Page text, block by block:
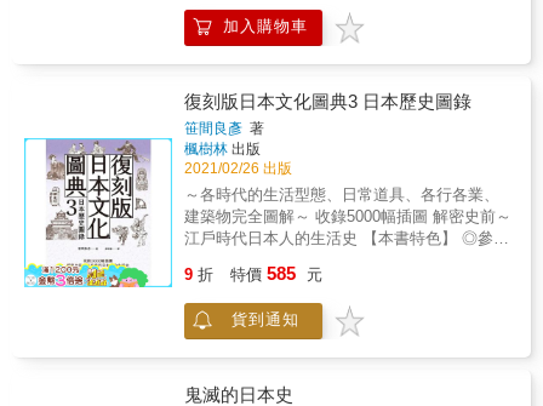
然而另有些流派基於尊重主人將茶碗正面轉向
客人的心意，因此並不旋轉茶碗。 ▌快來！認
識日本文化冷知識＆趣常識 ●表演藝術 歌舞伎
「擾亂風紀」為由遭到禁止？ ●工藝 和紙│西
方工法製成的洋紙壽命只有100年，和紙的壽命
卻可上看1000年？ ●傳統才藝 茶道│千利休如
何徹底改變日本人的美學意識？ 香道│原來是
一款兼具文學素養與藝術層次的遊戲？ ●藝術
浮世繪│內容竟要通過審查，不能違背善良風
俗，批判體制，才能發證印刷？ 日本庭園
頭與砂地等元素重現自然景觀？ ●節慶 女兒節
│源自於日本自古以來利用人偶拂拭身體，將晦
氣與災厄轉嫁至人偶身上，並將人偶流放至河
的節日？ 七五三節│古代幼兒死亡率極高，認
走訪東京銀座線沿線的觀光景點， 透過浮世繪
裡的小人物，了解江戶時期平民們的吃喝玩
樂， 還可以在浮世繪當中找到春夏秋冬四季的
中所體現的正是江戶時代平民的種種日常 ◎藉
由「經典繪畫」＋「精闢文字解說」，讓江戶
當代世界躍然紙上
逝幼子） 插進神木的鐮刀（祈求得子） 紅通通
的猿猴（保佑順產） 梯子（從此不再尿床） &
想出人頭地、想發大財、想戒賭、想擺脫跟蹤
狂糾纏&hellip;&hellip;人生在世除了各種欲望，
也會遭逢各式災厄，而試圖趨吉避凶。日本人
以形形色色的「物品」為媒介，將這些煩惱與
欲望交託給神佛處理。 & 所謂有求必應的神
佛，大抵都是從民間信仰中誕生。透過民眾口
耳相傳自然而然產生，內容也常變來變去。其
中往往都有「奉納」之舉，藉由隱藏在物品中
的象徵性與神祕性，試圖接近超越人心的神祇
習俗，並探究奉納特定物品的理由與起源，企
圖透過各式各樣與奉納有關的事象，解析日本
人的信仰觀，以及人類的無盡祈願。 & 本書特
加入購物車
復刻版日本文化圖典3 日本歷史圖錄
笹間良彥 著
楓樹林 出版
2021/02/26 出版
～各時代的生活型態、日常道具、各行各業、
建築物完全圖解～ 收錄5000幅插圖 解密史前～
江戶時代日本人的生活史 【本書特色】 ◎參考
5000幅復原插圖。 ◎插圖內容囊括日常生活、
建築物、各行各業、信仰與習俗，揭開日本史
前～江戶時代生活史的神祕面紗。 ◎書末收錄
表。 近年來，歷史的思考方式起了極大的變
9 折 特價 585 元
貨到通知
鬼滅的日本史